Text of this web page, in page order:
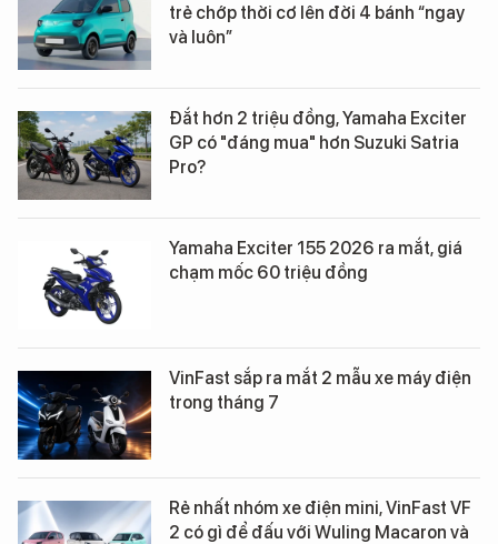
trẻ chớp thời cơ lên đời 4 bánh “ngay
và luôn”
Đắt hơn 2 triệu đồng, Yamaha Exciter
GP có "đáng mua" hơn Suzuki Satria
Pro?
Yamaha Exciter 155 2026 ra mắt, giá
chạm mốc 60 triệu đồng
VinFast sắp ra mắt 2 mẫu xe máy điện
trong tháng 7
Rẻ nhất nhóm xe điện mini, VinFast VF
2 có gì để đấu với Wuling Macaron và